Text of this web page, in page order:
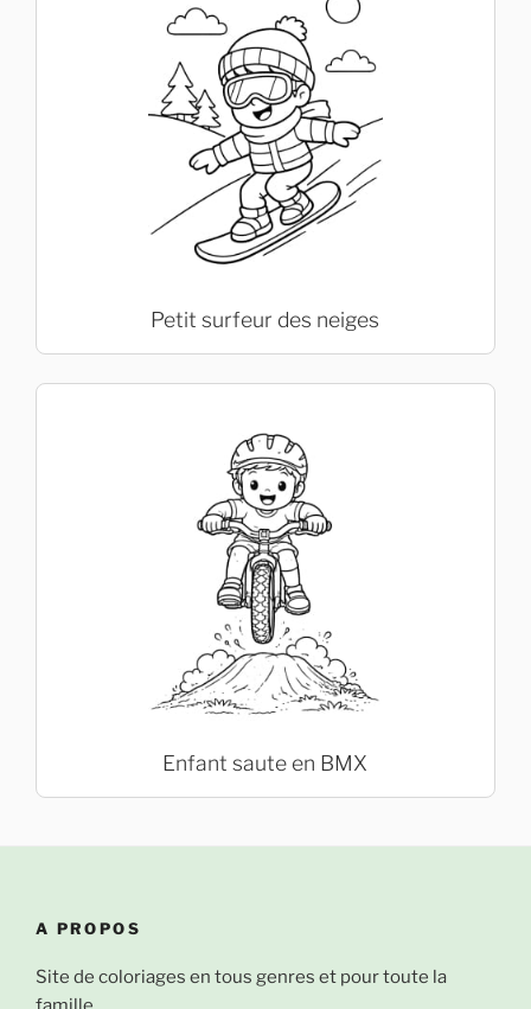
Petit surfeur des neiges
Enfant saute en BMX
A PROPOS
Site de coloriages en tous genres et pour toute la